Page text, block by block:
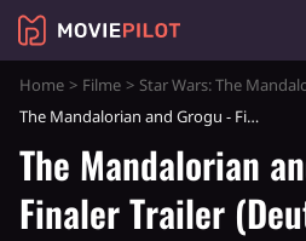
Home Filme
The Mandalorian and Grogu - Finaler Trailer (Deutsch) HD
The Mandalorian
Finaler Trailer